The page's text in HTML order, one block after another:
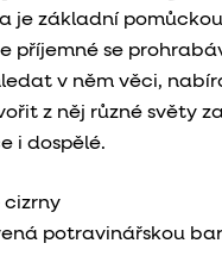
je základní
příjemné se
v něm věci,
z něj různé světy
i dospělé.
cizrny
potravinářskou